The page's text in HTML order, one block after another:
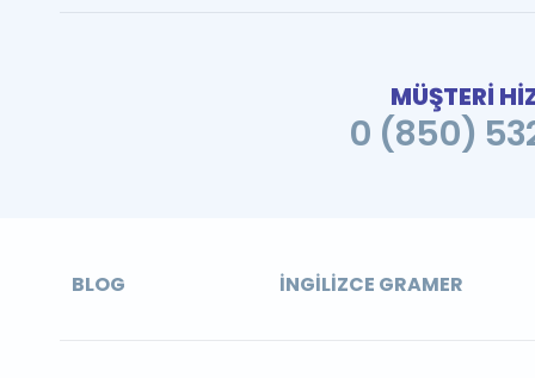
MÜŞTERİ
0 (850)
BLOG İNGILIZCE GRAMER